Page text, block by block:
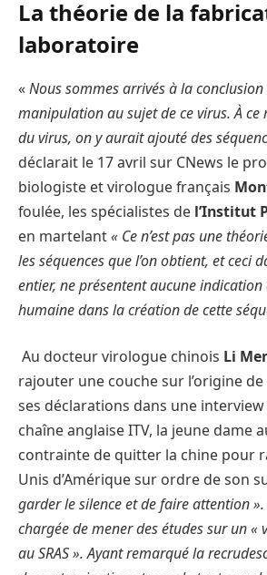
La théorie de la
laboratoire
«Nous sommes arrivés à la conclusion
manipulation au sujet de ce virus. À ce
du virus, on y aurait ajouté des
déclarait le 17 avril sur CNews le
biologiste et virologue français
foulée, les spécialistes de l’Institut
en martelant« Ce n’est pas une
les séquences que l’on obtient, et ceci
entier, ne présentent aucune indication
humaine dans la création de cette
Au docteur virologue chinois Li
rajouter une couche sur l’origine de
ses déclarations dans une interview
chaîne anglaise ITV, la jeune dame
contrainte de quitter la chine pour
Unis d’Amérique sur ordre de son
garder le silence et de faire attention ».
chargée de mener des études sur un «
au SRAS ». Ayant remarqué la